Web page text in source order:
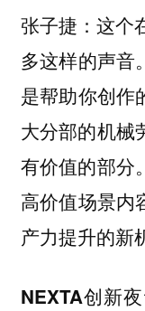
张子捷 ：这
多这样的声音
是帮助你创作
大分部的机械
有价值的部分
高价值场景内
产力提升的新
NEXTA创新